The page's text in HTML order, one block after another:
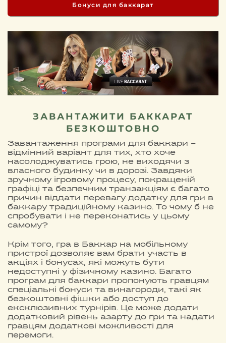
Бонуси для баккарат
ЗАВАНТАЖИТИ БАККАРАТ
БЕЗКОШТОВНО
Завантаження програми для баккари –
відмінний варіант для тих, хто хоче
насолоджуватись грою, не виходячи з
власного будинку чи в дорозі. Завдяки
зручному ігровому процесу, покращеній
графіці та безпечним транзакціям є багато
причин віддати перевагу додатку для гри в
баккару традиційному казино. То чому б не
спробувати і не переконатись у цьому
самому?
Крім того, гра в Баккар на мобільному
пристрої дозволяє вам брати участь в
акціях і бонусах, які можуть бути
недоступні у фізичному казино. Багато
програм для баккари пропонують гравцям
спеціальні бонуси та винагороди, такі як
безкоштовні фішки або доступ до
ексклюзивних турнірів. Це може додати
додатковий рівень азарту до гри та надати
гравцям додаткові можливості для
перемоги.